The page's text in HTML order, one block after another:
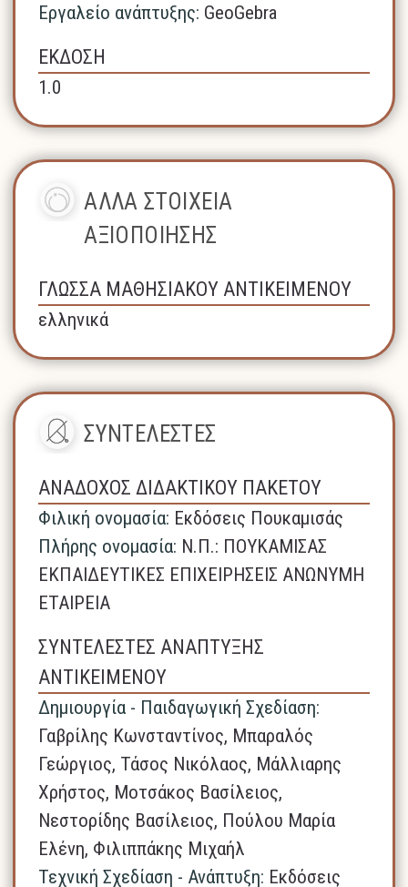
Εργαλείο ανάπτυξης: GeoGebra
ΕΚΔΟΣΗ
1.0
ΑΛΛΑ ΣΤΟΙΧΕΙΑ
ΑΞΙΟΠΟΙΗΣΗΣ
ΓΛΩΣΣΑ ΜΑΘΗΣΙΑΚΟΥ ΑΝΤΙΚΕΙΜΕΝΟΥ
ελληνικά
ΣΥΝΤΕΛΕΣΤΕΣ
ΑΝΑΔΟΧΟΣ ΔΙΔΑΚΤΙΚΟΥ ΠΑΚΕΤΟΥ
Φιλική ονομασία: Εκδόσεις Πουκαμισάς
Πλήρης ονομασία: N.Π.: ΠΟΥΚΑΜΙΣΑΣ
ΕΚΠΑΙΔΕΥΤΙΚΕΣ ΕΠΙΧΕΙΡΗΣΕΙΣ ΑΝΩΝΥΜΗ
ΕΤΑΙΡΕΙΑ
ΣΥΝΤΕΛΕΣΤΕΣ ΑΝΑΠΤΥΞΗΣ
ΑΝΤΙΚΕΙΜΕΝΟΥ
Δημιουργία - Παιδαγωγική Σχεδίαση:
Γαβρίλης Κωνσταντίνος, Μπαραλός
Γεώργιος, Τάσος Νικόλαος, Μάλλιαρης
Χρήστος, Μοτσάκος Βασίλειος,
Νεστορίδης Βασίλειος, Πούλου Μαρία
Ελένη, Φιλιππάκης Μιχαήλ
Τεχνική Σχεδίαση - Ανάπτυξη: Εκδόσεις